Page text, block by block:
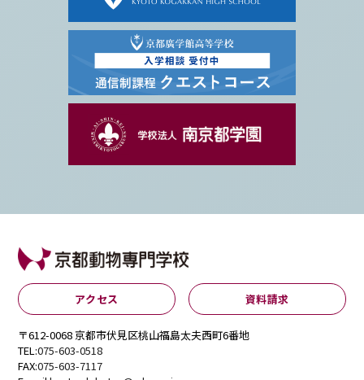
アクセス 資料請求
〒612-0068 京都市伏見区桃山福島太夫西町6番地
TEL:075-603-0518
FAX:075-603-7117